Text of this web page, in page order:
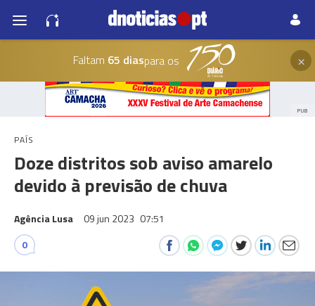
Faltam 65 diaspara os ×
PUB
PAÍS
Doze distritos sob aviso amarelo
devido à previsão de chuva
Agência Lusa 09 jun 2023 07:51
0